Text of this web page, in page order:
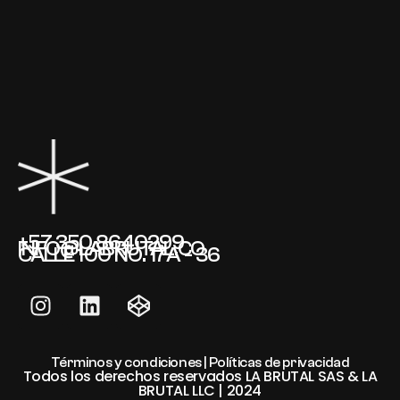
+57 350 8640299
INFO@LABRUTAL.CO
CALLE 100 NO. 17A - 36
Términos y condiciones | Políticas de privacidad
Todos los derechos reservados LA BRUTAL SAS & LA
BRUTAL LLC | 2024